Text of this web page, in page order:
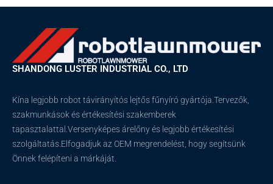
SHANDONG LUSTER INDUSTRIAL CO., LTD
Kína legjobb robot távirányítós lejtős fűnyíró gyártója.Tervezők,
szakmunkások és értékesítési szakemberek
tapasztalattal.Versenyképes árelőny és legjobb értékesítési
szolgáltatás.Elfogadjuk az OEM megrendelést, hogy segítsünk
Önnek felépíteni a márkáját.